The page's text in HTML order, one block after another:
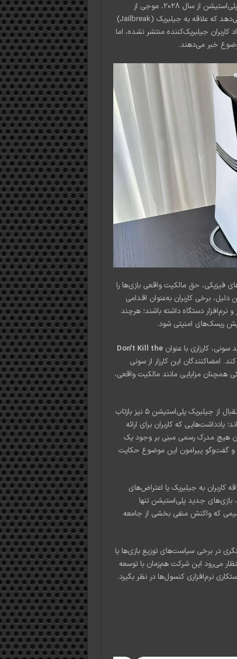
در پی تصمیم سونی برای پایان دادن به عرضه دیسک‌های فیزیکی بازی‌های جدید پلی‌استیشن از سال ۲۰۲۸، موجی از
اعتراض کاربران در شبکه‌های اجتماعی شکل گرفته و اکنون گزارش‌های تازه نشان می‌دهد که علاقه به جیلبریک (Jailbreak)
جیلبریک‌کننده منتشر نشده، اما
خبر می‌دهند.
فیزیکی، حق مالکیت واقعی بازی‌ها را
برخی کاربران به‌عنوان اقدامی
دستگاه داشته باشند؛ هرچند
ریسک‌های امنیتی شود.
کارزاری با عنوانDon’t Kill the
از ۱۷۰ هزار امضا جمع‌آوری کند. امضاکنندگان این کارزار از سونی
مزایایی مانند مالکیت واقعی،
در روزهای اخیر، انتشار پست‌هایی در شبکه اجتماعی ایکس (X) درباره افزایش استقبال از جیلبریک پلی‌استیشن ۵ نیز بازتاب
یادداشت‌هایی که کاربران برای ارائه
هیچ مدرک رسمی مبنی بر وجود یک
و گفت‌وگو پیرامون این موضوع حکایت
به جیلبریک یا اعتراض‌های
اخیر نشان نداده است. این شرکت پیش‌تر اعلام کرده بود که از ابتدای سال ۲۰۲۸، بازی‌های جدید پلی‌استیشن تنها
که واکنش منفی بخشی از جامعه
در برخی سیاست‌های توزیع بازی‌ها یا
می‌رود این شرکت هم‌زمان با توسعه
نرم‌افزاری کنسول‌ها در نظر بگیرد.